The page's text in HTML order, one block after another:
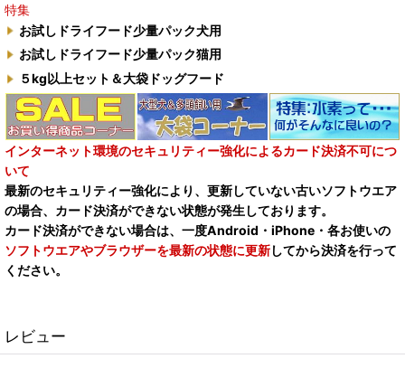
特集
お試しドライフード少量パック犬用
お試しドライフード少量パック猫用
５kg以上セット＆大袋ドッグフード
インターネット環境のセキュリティー強化によるカード決済不可につ
いて
最新のセキュリティー強化により、更新していない古いソフトウエア
の場合、カード決済ができない状態が発生しております。
カード決済ができない場合は、一度Android・iPhone・各お使いの
ソフトウエアやブラウザーを最新の状態に更新してから決済を行って
ください。
レビュー